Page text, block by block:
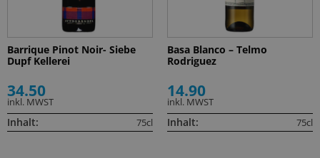
Barrique Pinot Noir- Siebe
Dupf Kellerei
34.50
inkl. MWST
Inhalt: 75cl
Basa Blanco – Telmo
Rodriguez
14.90
inkl. MWST
Inhalt: 75cl